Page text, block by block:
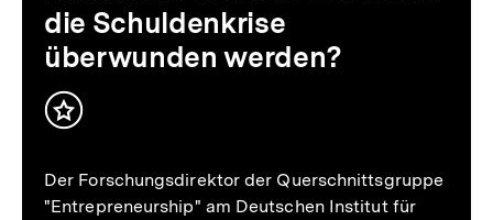
die Schuldenkrise
überwunden werden?
Inhalt
Der Forschungsdirektor der Querschnittsgruppe
"Entrepreneurship" am Deutschen Institut für